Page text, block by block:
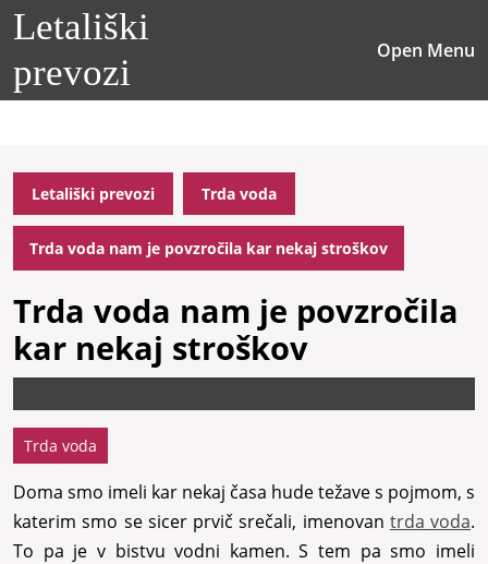
SkipLetališki
prevozi
Open Menu
Letališki prevozi Trda voda
Trda voda nam je povzročila kar nekaj stroškov
Trda voda nam je povzročila
kar nekaj stroškov
Trda voda
Doma smo imeli kar nekaj časa hude težave s pojmom, s
katerim smo se sicer prvič srečali, imenovan trda voda.
To pa je v bistvu vodni kamen. S tem pa smo imeli